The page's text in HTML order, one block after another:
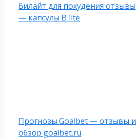
Билайт для похудения отзывы
— капсулы B lite
Прогнозы Goalbet — отзывы и
обзор goalbet.ru